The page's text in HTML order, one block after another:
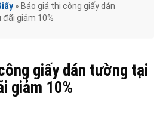
» Báo giá thi công giấy dán
giảm 10%
giấy dán tường tại
giảm 10%